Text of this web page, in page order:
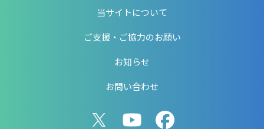
当サイトについて
ご支援・ご協力のお願い
お知らせ
お問い合わせ